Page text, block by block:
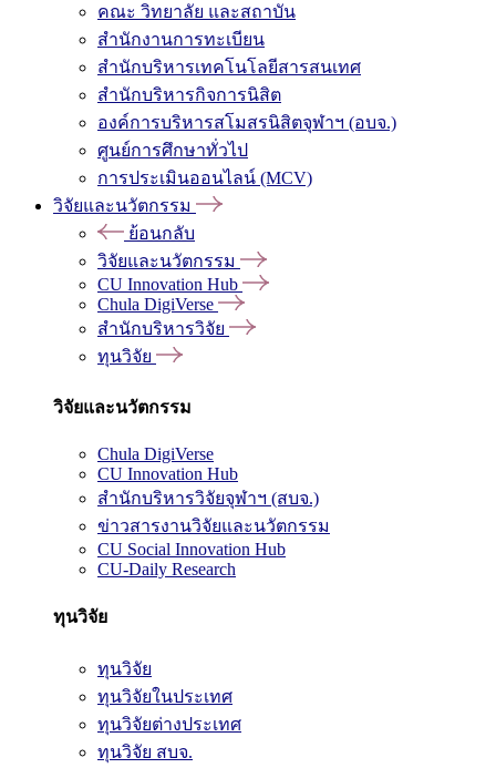
คณะ วิทยาลัย และสถาบัน
สำนักงานการทะเบียน
สำนักบริหารเทคโนโลยีสารสนเทศ
สำนักบริหารกิจการนิสิต
องค์การบริหารสโมสรนิสิตจุฬาฯ (อบจ.)
ศูนย์การศึกษาทั่วไป
การประเมินออนไลน์ (MCV)
วิจัยและนวัตกรรม
ย้อนกลับ
วิจัยและนวัตกรรม
CU Innovation Hub
Chula DigiVerse
สำนักบริหารวิจัย
ทุนวิจัย
วิจัยและนวัตกรรม
Chula DigiVerse
CU Innovation Hub
สำนักบริหารวิจัยจุฬาฯ (สบจ.)
ข่าวสารงานวิจัยและนวัตกรรม
CU Social Innovation Hub
CU-Daily Research
ทุนวิจัย
ทุนวิจัย
ทุนวิจัยในประเทศ
ทุนวิจัยต่างประเทศ
ทุนวิจัย สบจ.